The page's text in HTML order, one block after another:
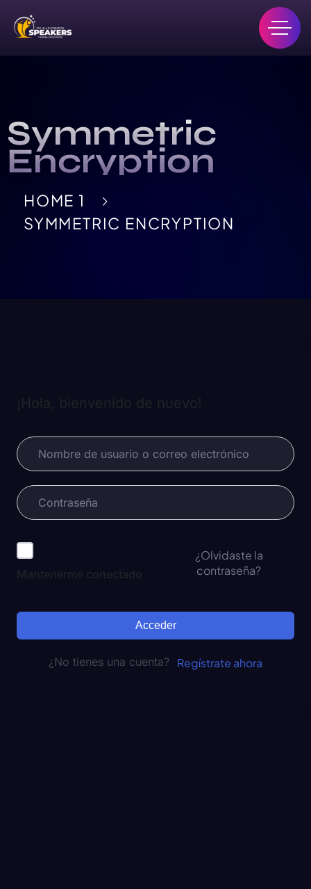
Symmetric
Encryption
HOME 1
SYMMETRIC ENCRYPTION
¡Hola, bienvenido de nuevo!
Mantenerme conectado
¿Olvidaste la
contraseña?
Acceder
¿No tienes una cuenta? Regístrate ahora